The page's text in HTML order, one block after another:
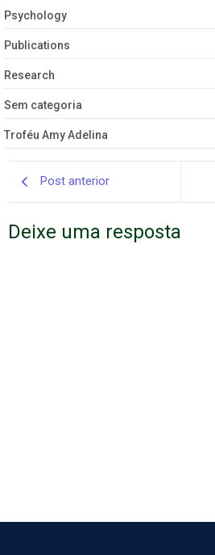
Psychology
Publications
Research
Sem categoria
Troféu Amy Adelina
Post anterior
Deixe uma resposta